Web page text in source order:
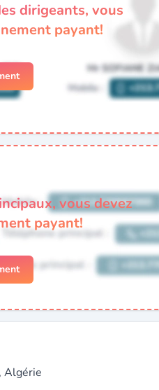
dirigeants, vous
payant!
vous devez
payant!
Algérie